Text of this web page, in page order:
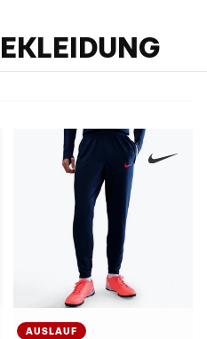
AUSLAUF